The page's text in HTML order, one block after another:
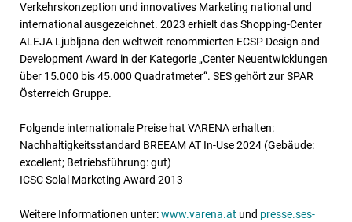
Verkehrskonzeption und innovatives Marketing national und
international ausgezeichnet. 2023 erhielt das Shopping-Center
ALEJA Ljubljana den weltweit renommierten ECSP Design and
Development Award in der Kategorie „Center Neuentwicklungen
über 15.000 bis 45.000 Quadratmeter“. SES gehört zur SPAR
Österreich Gruppe.
Folgende internationale Preise hat VARENA erhalten:
Nachhaltigkeitsstandard BREEAM AT In-Use 2024 (Gebäude:
excellent; Betriebsführung: gut)
ICSC Solal Marketing Award 2013
Weitere Informationen unter:www.varena.at und presse.ses-